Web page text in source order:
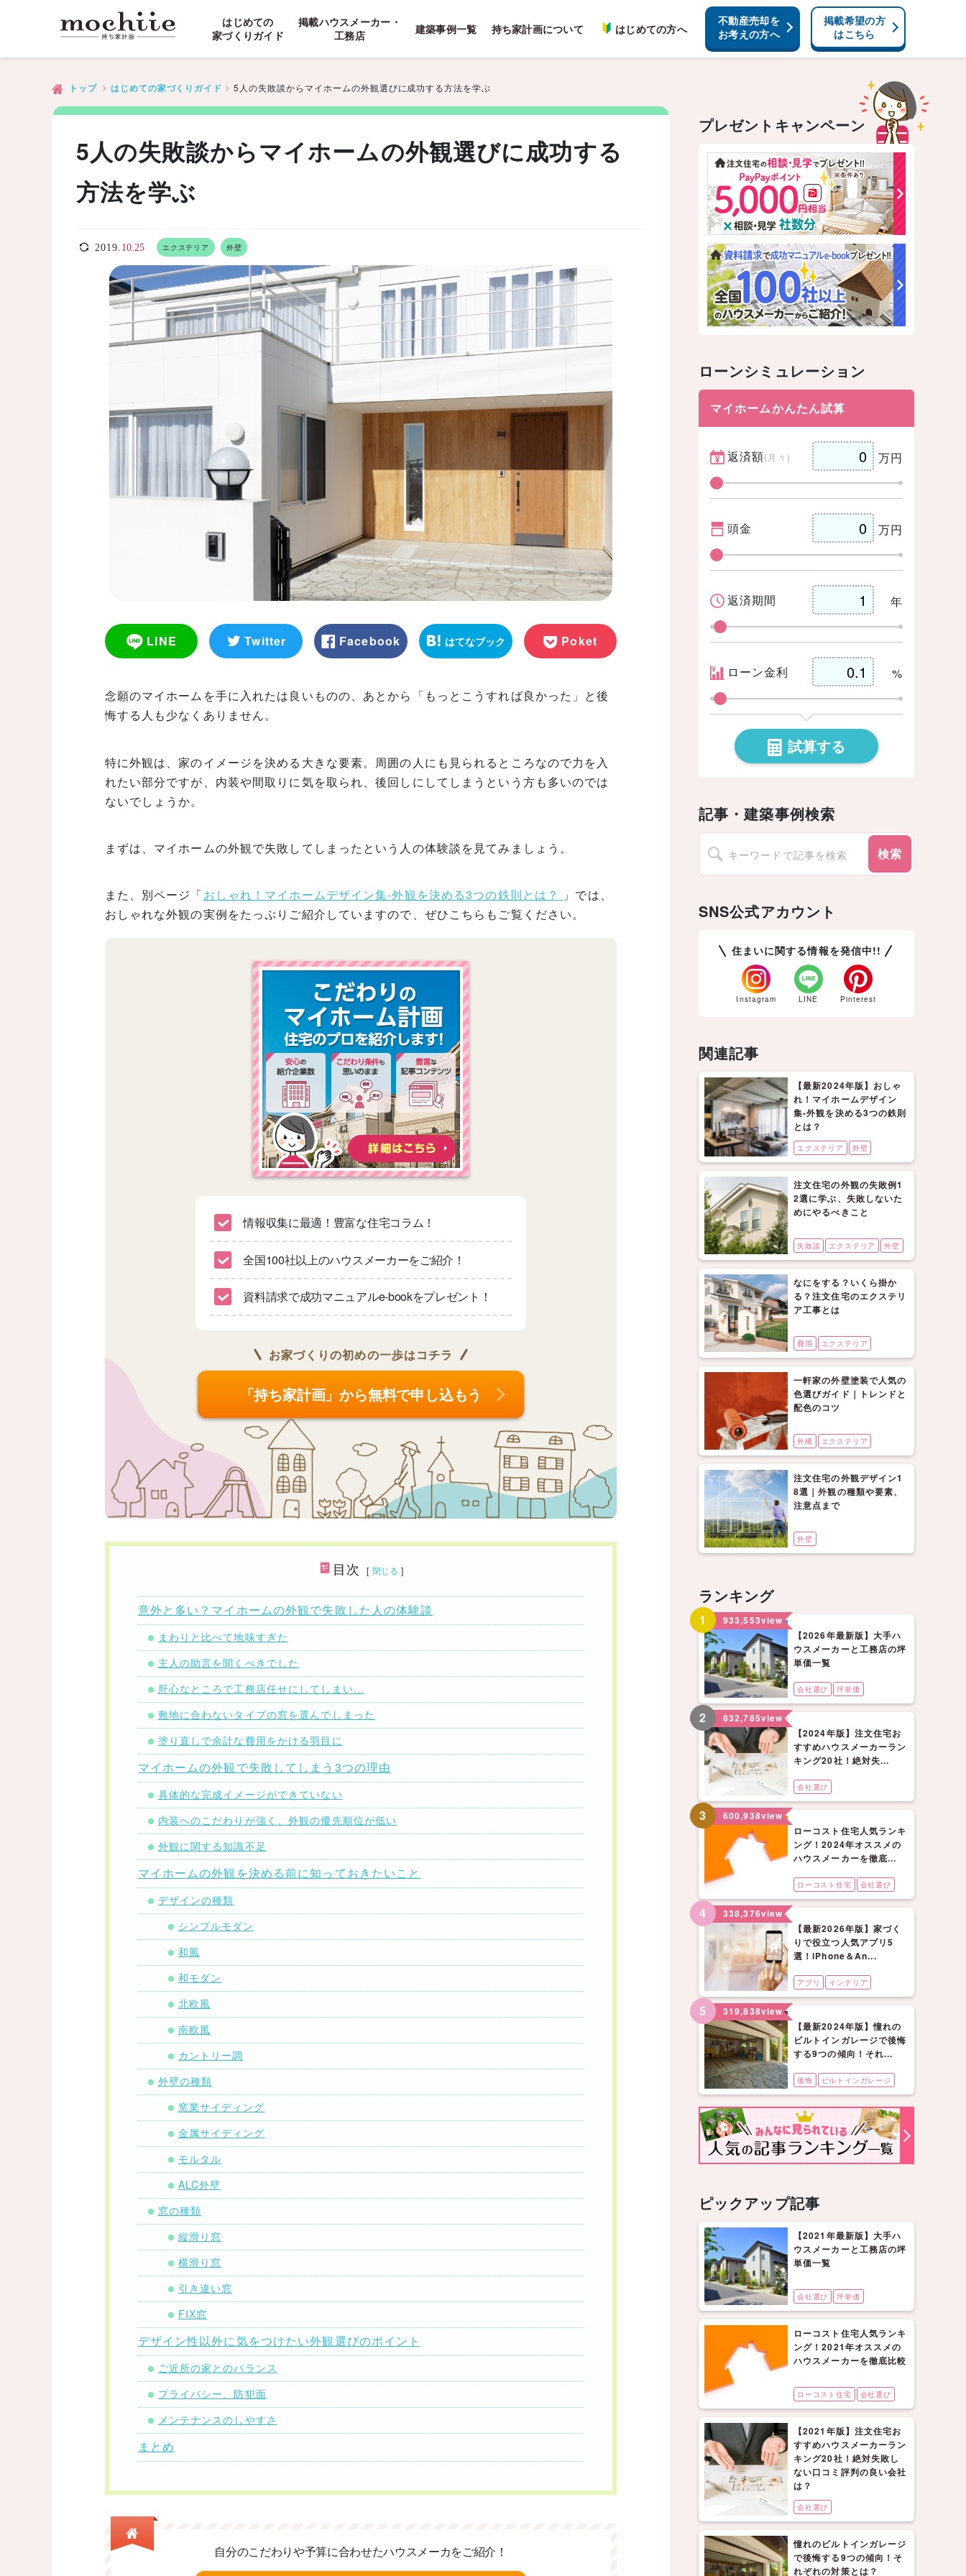
はじめての
家づくりガイド
掲載ハウスメーカー・
工務店
建築事例一覧 持ち家計画について はじめての方へ
不動産売却を
お考えの方へ
掲載希望の方
はこちら
トップ はじめての家づくりガイド 5人の失敗談からマイホームの外観選びに成功する方法を学ぶ
5人の失敗談からマイホームの外観選びに成功する
方法を学ぶ
2019. 10.25 エクステリア 外壁
LINE Twitter Facebook はてなブック Poket
念願のマイホームを手に入れたは良いものの、あとから「もっとこうすれば良かった」と後
悔する人も少なくありません。
特に外観は、家のイメージを決める大きな要素。周囲の人にも見られるところなので力を入
れたい部分ですが、内装や間取りに気を取られ、後回しにしてしまうという方も多いのでは
ないでしょうか。
まずは、マイホームの外観で失敗してしまったという人の体験談を見てみましょう。
また、別ページ「おしゃれ！マイホームデザイン集-外観を決める3つの鉄則とは？
」では、
おしゃれな外観の実例をたっぷりご紹介していますので、ぜひこちらもご覧ください。
情報収集に最適！豊富な住宅コラム！
全国100社以上のハウスメーカーをご紹介！
資料請求で成功マニュアルe-bookをプレゼント！
お家づくりの初めの一歩はコチラ
「持ち家計画」から無料で申し込もう
目次 [ 閉じる ]
意外と多い？マイホームの外観で失敗した人の体験談
まわりと比べて地味すぎた
主人の助言を聞くべきでした
肝心なところで工務店任せにしてしまい…
敷地に合わないタイプの窓を選んでしまった
塗り直しで余計な費用をかける羽目に
マイホームの外観で失敗してしまう3つの理由
具体的な完成イメージができていない
内装へのこだわりが強く、外観の優先順位が低い
外観に関する知識不足
マイホームの外観を決める前に知っておきたいこと
デザインの種類
シンプルモダン
和風
和モダン
北欧風
南欧風
カントリー調
外壁の種類
窯業サイディング
金属サイディング
モルタル
ALC外壁
窓の種類
縦滑り窓
横滑り窓
引き違い窓
FIX窓
デザイン性以外に気をつけたい外観選びのポイント
ご近所の家とのバランス
プライバシー、防犯面
メンテナンスのしやすさ
まとめ
自分のこだわりや予算に合わせたハウスメーカをご紹介！
プレゼントキャンペーン
ローンシミュレーション
マイホームかんたん試算
返済額(月々) 万円
頭金 万円
返済期間 年
ローン金利 %
試算する
記事・建築事例検索
検索
SNS公式アカウント
住まいに関する情報を発信中!!
Instagram LINE Pinterest
関連記事
【最新2024年版】おしゃ
れ！マイホームデザイン
集-外観を決める3つの鉄則
とは？
エクステリア 外壁
注文住宅の外観の失敗例1
2選に学ぶ、失敗しないた
めにやるべきこと
失敗談 エクステリア 外壁
なにをする？いくら掛か
る？注文住宅のエクステリ
ア工事とは
費用 エクステリア
一軒家の外壁塗装で人気の
色選びガイド｜トレンドと
配色のコツ
外構 エクステリア
注文住宅の外観デザイン1
8選｜外観の種類や要素、
注意点まで
外壁
ランキング
1 933,553view
【2026年最新版】大手ハ
ウスメーカーと工務店の坪
単価一覧
会社選び 坪単価
2 832,785view
【2024年版】注文住宅お
すすめハウスメーカーラン
キング20社！絶対失...
会社選び
3 600,938view
ローコスト住宅人気ランキ
ング！2024年オススメの
ハウスメーカーを徹底...
ローコスト住宅 会社選び
4 338,376view
【最新2026年版】家づく
りで役立つ人気アプリ5
選！iPhone＆An...
アプリ インテリア
5 319,838view
【最新2024年版】憧れの
ビルトインガレージで後悔
する9つの傾向！それ...
後悔 ビルトインガレージ
ピックアップ記事
【2021年最新版】大手ハ
ウスメーカーと工務店の坪
単価一覧
会社選び 坪単価
ローコスト住宅人気ランキ
ング！2021年オススメの
ハウスメーカーを徹底比較
ローコスト住宅 会社選び
【2021年版】注文住宅お
すすめハウスメーカーラン
キング20社！絶対失敗し
ない口コミ評判の良い会社
は？
会社選び
憧れのビルトインガレージ
で後悔する9つの傾向！そ
れぞれの対策とは？